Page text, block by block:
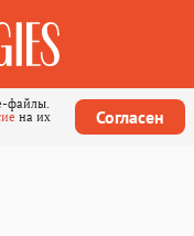
файлы.
на их
Согласен